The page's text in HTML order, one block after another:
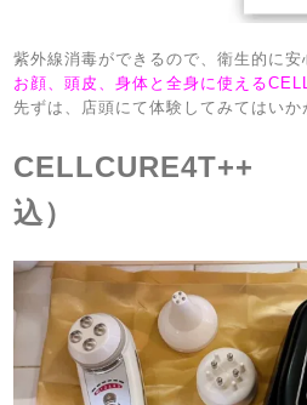
紫外線消毒ができるので、衛生的に安
お顔、頭皮、身体と全身に使える
先ずは、店頭にて体験してみてはいか
CELLCURE4T++
込）